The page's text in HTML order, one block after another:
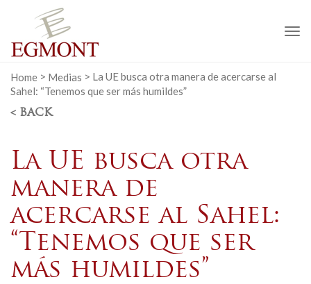
Home > Medias > La UE busca otra manera de acercarse al
Sahel: “Tenemos que ser más humildes”
< BACK
La UE busca otra
manera de
acercarse al Sahel:
“Tenemos que ser
más humildes”